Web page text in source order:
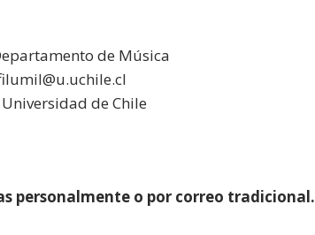
de Música
de Chile
personalmente o por correo tradicional.